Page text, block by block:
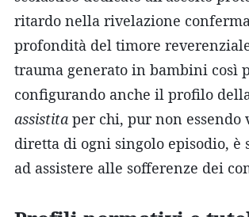
ritardo nella rivelazione
profondità del timore
trauma generato in bambini così
configurando anche il profilo
assistita per chi, pur non essendo
diretta di ogni singolo episodio, è
ad assistere alle sofferenze dei